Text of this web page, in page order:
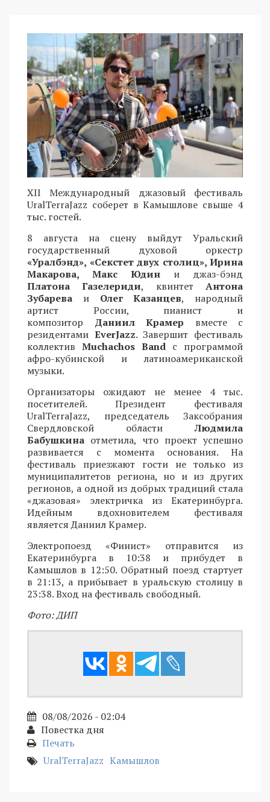
XII Международный джазовый фестиваль
UralTerraJazz соберет в Камышлове свыше 4
тыс. гостей.
8 августа на сцену выйдут Уральский
государственный духовой оркестр
«Уралбэнд», «Секстет двух столиц», Ирина
Макарова, Макс Юдин и джаз-бэнд
Платона Газелериди, квинтетАнтона
Зубарева и Олег Казанцев, народный
артист России, пианист и
композитор Даниил Крамер вместе с
резидентами EverJazz. Завершит фестиваль
коллектив Muchachos Band с программой
афро-кубинской и латиноамериканской
музыки.
Организаторы ожидают не менее 4 тыс.
посетителей. Президент фестиваля
UralTerraJazz, председатель Заксобрания
Свердловской областиЛюдмила
Бабушкина отметила, что проект успешно
развивается с момента основания. На
фестиваль приезжают гости не только из
муниципалитетов региона, но и из других
регионов, а одной из добрых традиций стала
«джазовая» электричка из Екатеринбурга.
Идейным вдохновителем фестиваля
является Даниил Крамер.
Электропоезд «Финист» отправится из
Екатеринбурга в 10:38 и прибудет в
Камышлов в 12:50. Обратный поезд стартует
в 21:13, а прибывает в уральскую столицу в
23:38. Вход на фестиваль свободный.
Фото: ДИП
08/08/2026 - 02:04
Повестка дня
Печать
UralTerraJazz Камышлов